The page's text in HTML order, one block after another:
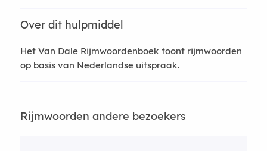
Over dit hulpmiddel
Het Van Dale Rijmwoordenboek toont rijmwoorden
op basis van Nederlandse uitspraak.
Rijmwoorden andere bezoekers